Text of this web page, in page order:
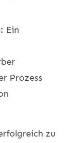
Ein
Prozess
zu